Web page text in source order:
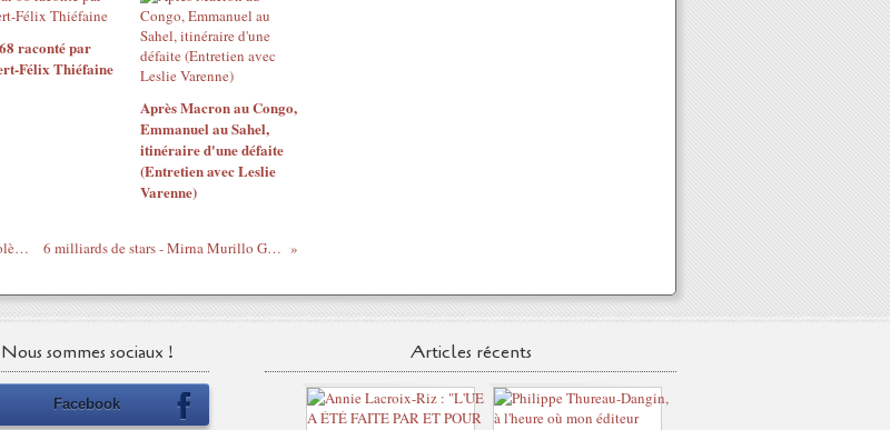
raconté par
Félix Thiéfaine
Après Macron au Congo,
Emmanuel au Sahel,
itinéraire d'une défaite
(Entretien avec Leslie
Varenne)
Congé paternité et retenues collinaires de Sarkozy par Ségolène Royal 6 milliards de stars - Mirna Murillo Gamarra
Nous sommes sociaux !
Facebook
Articles récents